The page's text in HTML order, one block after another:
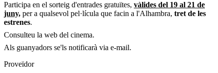
Participa en el sorteig d'entrades gratuïtes, vàlides del 19 al 21 de
juny, per a qualsevol pel·lícula que facin a l'Alhambra, tret de les
estrenes.
Consulteu la web del cinema.
Als guanyadors se'ls notificarà via e-mail.
Proveïdor